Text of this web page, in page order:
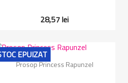
28,57 lei
Vizualizare rapida
Prosop Princess Rapunzel
EPUIZAT